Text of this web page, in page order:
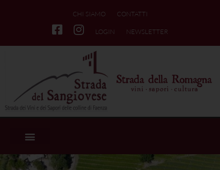
CHI SIAMO CONTATTI
LOGIN NEWSLETTER